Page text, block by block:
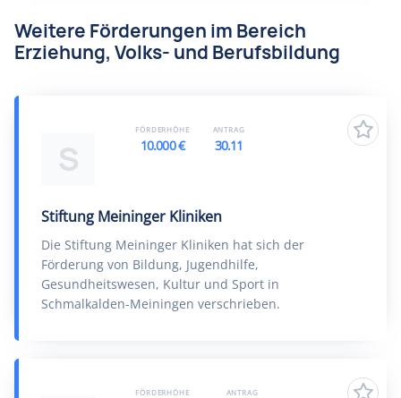
Weitere Förderungen im Bereich
Erziehung, Volks- und Berufsbildung
S
Stiftung Meininger Kliniken
Die Stiftung Meininger Kliniken hat sich der
Förderung von Bildung, Jugendhilfe,
Gesundheitswesen, Kultur und Sport in
Schmalkalden-Meiningen verschrieben.
FÖRDERHÖHE
10.000 €
ANTRAG
30.11
FÖRDERHÖHE ANTRAG